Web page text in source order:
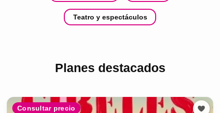
Teatro y espectáculos
Planes destacados
Consultar precio